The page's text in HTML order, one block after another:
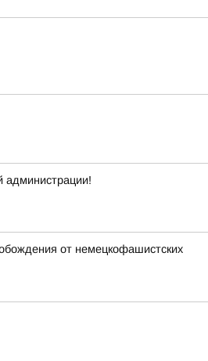
администрации!
от немецкофашистских